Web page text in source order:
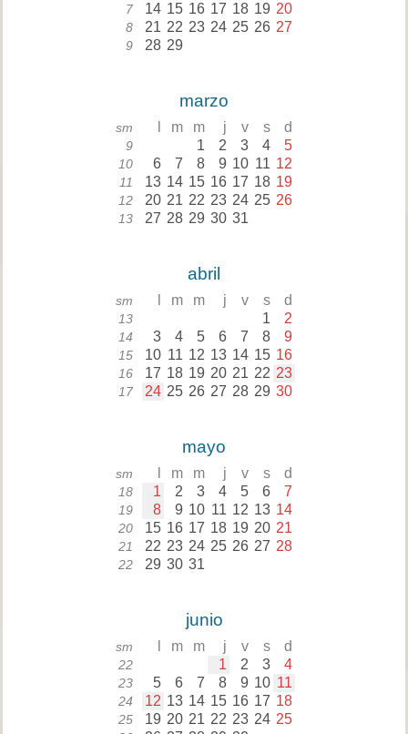
7 14 15 16 17 18 19 20
8 21 22 23 24 25 26 27
9 28 29
marzo
sm m m j v s d
9 1 2 3 4 5
10 6 7 8 9 10 11 12
11 13 14 15 16 17 18 19
12 20 21 22 23 24 25 26
13 27 28 29 30 31
abril
sm m m j v s d
13 1 2
14 3 4 5 6 7 8 9
15 10 11 12 13 14 15 16
16 17 18 19 20 21 22 23
17 24 25 26 27 28 29 30
mayo
sm m m j v s d
18 1 2 3 4 5 6 7
19 8 9 10 11 12 13 14
20 15 16 17 18 19 20 21
21 22 23 24 25 26 27 28
22 29 30 31
junio
sm m m j v s d
22 1 2 3 4
23 5 6 7 8 9 10 11
24 12 13 14 15 16 17 18
25 19 20 21 22 23 24 25